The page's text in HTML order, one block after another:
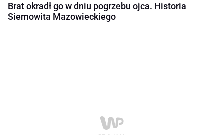
Brat okradł go w dniu pogrzebu ojca. Historia
Siemowita Mazowieckiego